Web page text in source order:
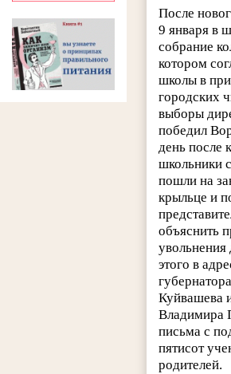
После
9 января в
собрание
котором
школы в
городских
выборы
победил
день после
школьники
пошли на
крыльце и
объяснить
увольнения
этого в
Куйвашева
Владимира
письма с
пятисот
родителей.